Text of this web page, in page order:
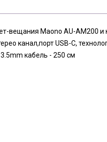
Maono AU-AM200
канал,порт USB-C,
кабель - 250 см